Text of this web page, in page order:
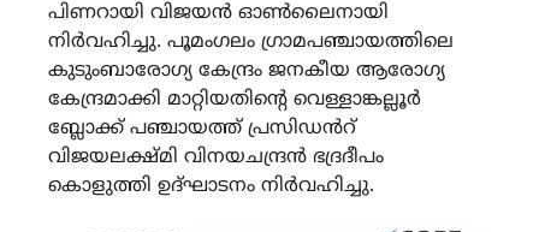
പിണറായി വിജയൻ ഓൺലൈനായി
നിർവഹിച്ചു. പൂമംഗലം ഗ്രാമപഞ്ചായത്തിലെ
കുടുംബാരോഗ്യ കേന്ദ്രം ജനകീയ ആരോഗ്യ
കേന്ദ്രമാക്കി മാറ്റിയതിന്റെ വെള്ളാങ്കല്ലൂർ
ബ്ലോക്ക് പഞ്ചായത്ത് പ്രസിഡൻറ്
വിജയലക്ഷ്മി വിനയചന്ദ്രൻ ഭദ്രദീപം
കൊളുത്തി ഉദ്ഘാടനം നിർവഹിച്ചു.